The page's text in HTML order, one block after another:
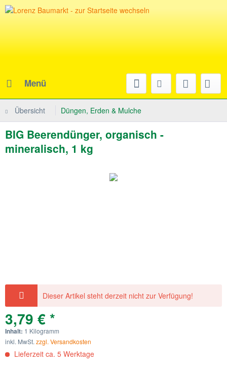
Menü
Übersicht Düngen, Erden & Mulche
BIG Beerendünger, organisch -
mineralisch, 1 kg
Dieser Artikel steht derzeit nicht zur Verfügung!
3,79 € *
Inhalt: 1 Kilogramm
inkl. MwSt. zzgl. Versandkosten
Lieferzeit ca. 5 Werktage